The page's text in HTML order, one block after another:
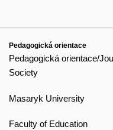
Pedagogická orientace
Pedagogická orientace/
Society
Masaryk University
Faculty of Education